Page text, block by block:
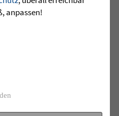
in Arnach
Arnach der
Arnach
Arnach ein
Zirkusprojekt mit
anpassen!